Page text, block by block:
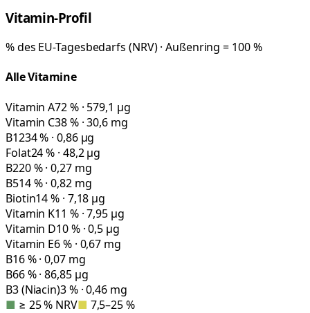
Vitamin-Profil
% des EU-Tagesbedarfs (NRV) · Außenring = 100 %
Alle Vitamine
Vitamin A72 % · 579,1 µg
Vitamin C38 % · 30,6 mg
B1234 % · 0,86 µg
Folat24 % · 48,2 µg
B220 % · 0,27 mg
B514 % · 0,82 mg
Biotin14 % · 7,18 µg
Vitamin K11 % · 7,95 µg
Vitamin D10 % · 0,5 µg
Vitamin E6 % · 0,67 mg
B16 % · 0,07 mg
B66 % · 86,85 µg
B3 (Niacin)3 % · 0,46 mg
■ ≥ 25 % NRV■ 7,5–25 %